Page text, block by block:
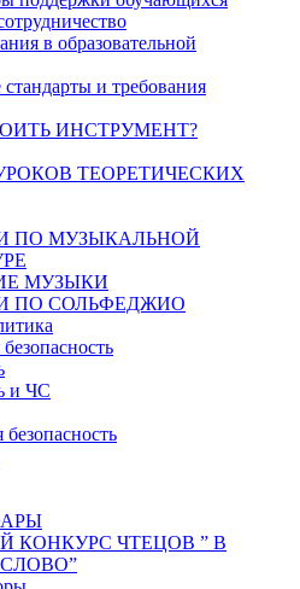
в образовательной
и требования
ИНСТРУМЕНТ?
ТЕОРЕТИЧЕСКИХ
ПО МУЗЫКАЛЬНОЙ
МУЗЫКИ
ПО СОЛЬФЕДЖИО
и ЧС
КОНКУРС ЧТЕЦОВ ” В